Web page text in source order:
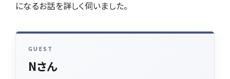
になるお話を詳しく伺いました。
GUEST
Nさん